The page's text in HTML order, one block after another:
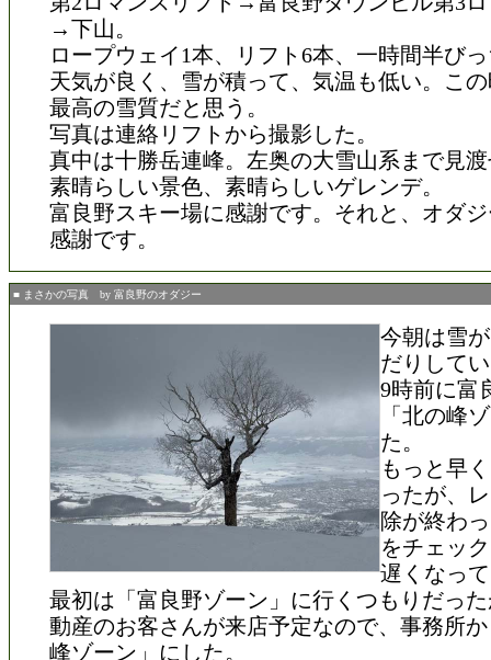
→下山。
ロープウェイ1本、リフト6本、一時間半び
天気が良く、雪が積って、気温も低い。こ
最高の雪質だと思う。
写真は連絡リフトから撮影した。
真中は十勝岳連峰。左奥の大雪山系まで見
素晴らしい景色、素晴らしいゲレンデ。
富良野スキー場に感謝です。それと、オダ
感謝です。
■ まさかの写真 by 富良野のオダジー
今朝は雪
だりして
9時前に富
「北の峰
た。
もっと早
ったが、
除が終わ
をチェッ
遅くなっ
最初は「富良野ゾーン」に行くつもりだっ
動産のお客さんが来店予定なので、事務所
峰ゾーン」にした。